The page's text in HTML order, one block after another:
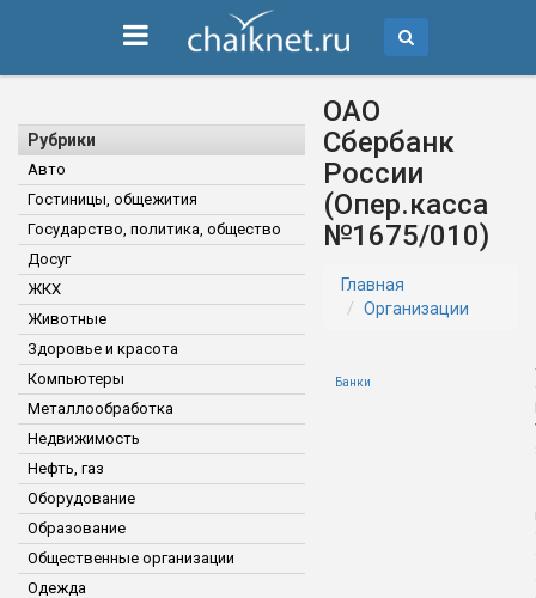
Рубрики
Авто
Гостиницы, общежития
Государство, политика, общество
Досуг
ЖКХ
Животные
Здоровье и красота
Компьютеры
Металлообработка
Недвижимость
Нефть, газ
Оборудование
Образование
Общественные организации
Одежда
ОАО
Сбербанк
России
(Опер.касса
№1675/010)
Главная
Организации
Банки